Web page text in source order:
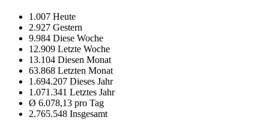
1.007 Heute
2.927 Gestern
9.984 Diese Woche
12.909 Letzte Woche
13.104 Diesen Monat
63.868 Letzten Monat
1.694.207 Dieses Jahr
1.071.341 Letztes Jahr
Ø 6.078,13 pro Tag
2.765.548 Insgesamt